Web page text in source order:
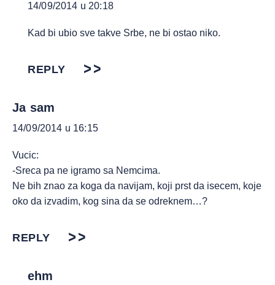
14/09/2014 u 20:18
Kad bi ubio sve takve Srbe, ne bi ostao niko.
REPLY
Ja sam
14/09/2014 u 16:15
Vucic:
-Sreca pa ne igramo sa Nemcima.
Ne bih znao za koga da navijam, koji prst da isecem, koje
oko da izvadim, kog sina da se odreknem…?
REPLY
ehm